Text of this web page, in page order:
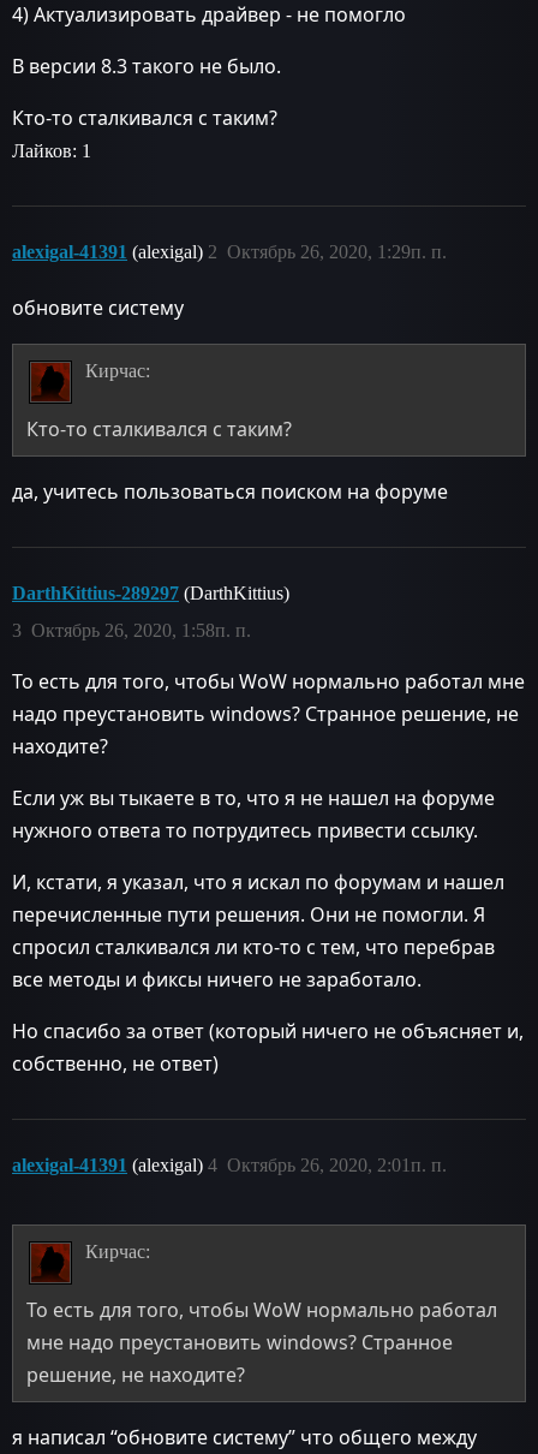
4) Актуализировать драйвер - не помогло
В версии 8.3 такого не было.
Кто-то сталкивался с таким?
Лайков: 1
alexigal-41391 (alexigal) Октябрь 26, 2020, 1:29п. п.
2
обновите систему
Кирчас:
Кто-то сталкивался с таким?
да, учитесь пользоваться поиском на форуме
DarthKittius-289297 (DarthKittius)
Октябрь 26, 2020, 1:58п. п.
3
То есть для того, чтобы WoW нормально работал мне
надо преустановить windows? Странное решение, не
находите?
Если уж вы тыкаете в то, что я не нашел на форуме
нужного ответа то потрудитесь привести ссылку.
И, кстати, я указал, что я искал по форумам и нашел
перечисленные пути решения. Они не помогли. Я
спросил сталкивался ли кто-то с тем, что перебрав
все методы и фиксы ничего не заработало.
Но спасибо за ответ (который ничего не объясняет и,
собственно, не ответ)
alexigal-41391 (alexigal) Октябрь 26, 2020, 2:01п. п.
4
Кирчас:
То есть для того, чтобы WoW нормально работал
мне надо преустановить windows? Странное
решение, не находите?
я написал “обновите систему” что общего между